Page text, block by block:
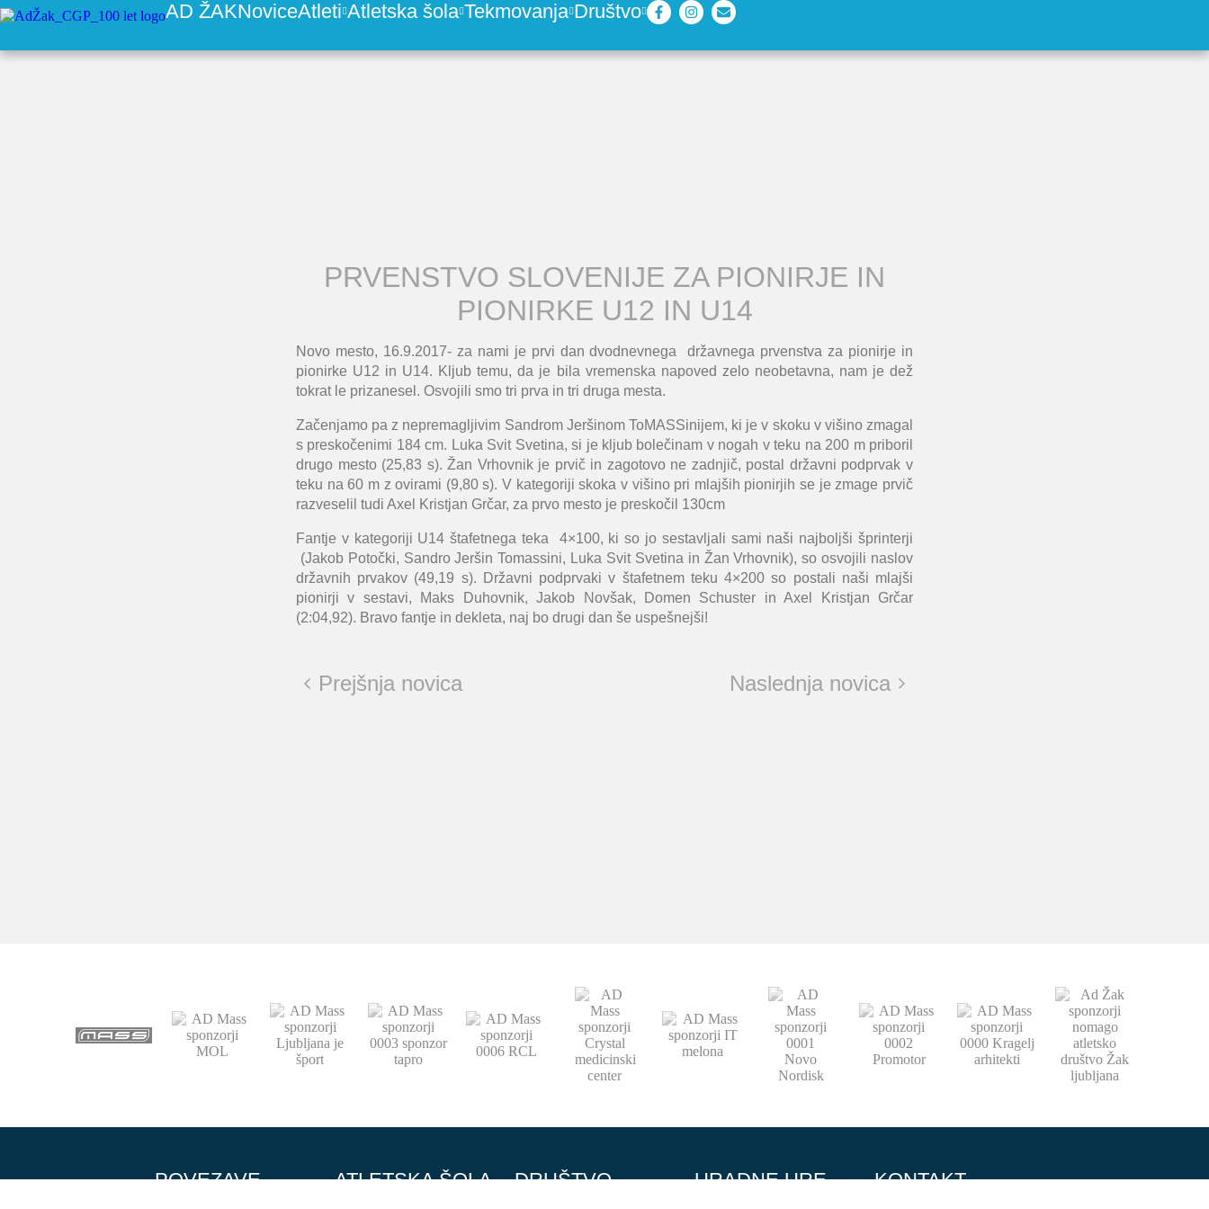
AD ŽAKNoviceAtleti Atletska šola Tekmovanja Društvo
PRVENSTVO SLOVENIJE ZA PIONIRJE IN
PIONIRKE U12 IN U14
Novo mesto, 16.9.2017- za nami je prvi dan dvodnevnega državnega prvenstva za pionirje in
pionirke U12 in U14. Kljub temu, da je bila vremenska napoved zelo neobetavna, nam je dež
tokrat le prizanesel. Osvojili smo tri prva in tri druga mesta.
Začenjamo pa z nepremagljivim Sandrom Jeršinom ToMASSinijem, ki je v skoku v višino zmagal
s preskočenimi 184 cm. Luka Svit Svetina, si je kljub bolečinam v nogah v teku na 200 m priboril
drugo mesto (25,83 s). Žan Vrhovnik je prvič in zagotovo ne zadnjič, postal državni podprvak v
teku na 60 m z ovirami (9,80 s). V kategoriji skoka v višino pri mlajših pionirjih se je zmage prvič
razveselil tudi Axel Kristjan Grčar, za prvo mesto je preskočil 130cm
Fantje v kategoriji U14 štafetnega teka 4×100, ki so jo sestavljali sami naši najboljši šprinterji
(Jakob Potočki, Sandro Jeršin Tomassini, Luka Svit Svetina in Žan Vrhovnik), so osvojili naslov
državnih prvakov (49,19 s). Državni podprvaki v štafetnem teku 4×200 so postali naši mlajši
pionirji v sestavi, Maks Duhovnik, Jakob Novšak, Domen Schuster in Axel Kristjan Grčar
(2:04,92). Bravo fantje in dekleta, naj bo drugi dan še uspešnejši!
Prejšnja novica Naslednja novica
POVEZAVE ATLETSKA ŠOLA DRUŠTVO URADNE URE KONTAKT